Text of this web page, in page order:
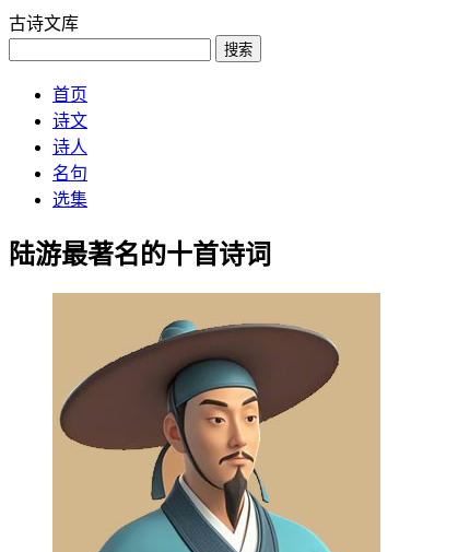
古诗文库
搜索
首页
诗文
诗人
名句
选集
陆游最著名的十首诗词